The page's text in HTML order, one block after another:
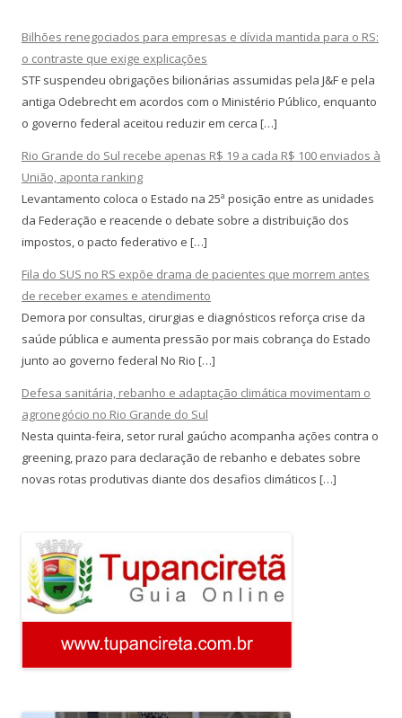
Bilhões renegociados para empresas e dívida mantida para o RS:
o contraste que exige explicações
STF suspendeu obrigações bilionárias assumidas pela J&F e pela
antiga Odebrecht em acordos com o Ministério Público, enquanto
o governo federal aceitou reduzir em cerca […]
Rio Grande do Sul recebe apenas R$ 19 a cada R$ 100 enviados à
União, aponta ranking
Levantamento coloca o Estado na 25ª posição entre as unidades
da Federação e reacende o debate sobre a distribuição dos
impostos, o pacto federativo e […]
Fila do SUS no RS expõe drama de pacientes que morrem antes
de receber exames e atendimento
Demora por consultas, cirurgias e diagnósticos reforça crise da
saúde pública e aumenta pressão por mais cobrança do Estado
junto ao governo federal No Rio […]
Defesa sanitária, rebanho e adaptação climática movimentam o
agronegócio no Rio Grande do Sul
Nesta quinta-feira, setor rural gaúcho acompanha ações contra o
greening, prazo para declaração de rebanho e debates sobre
novas rotas produtivas diante dos desafios climáticos […]